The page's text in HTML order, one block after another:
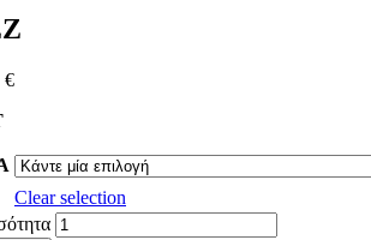
€
Clear selection